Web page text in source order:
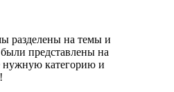
разделены на темы и
представлены на
нужную категорию и